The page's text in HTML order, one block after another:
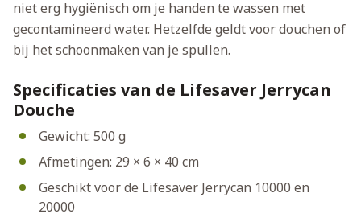
niet erg hygiënisch om je handen te wassen met
gecontamineerd water. Hetzelfde geldt voor douchen of
bij het schoonmaken van je spullen.
Specificaties van de Lifesaver Jerrycan
Douche
Gewicht: 500 g
Afmetingen: 29 × 6 × 40 cm
Geschikt voor de Lifesaver Jerrycan 10000 en
20000